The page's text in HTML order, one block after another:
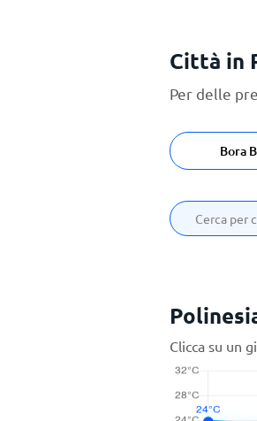
Città in
Per delle
Bora
Clicca su un